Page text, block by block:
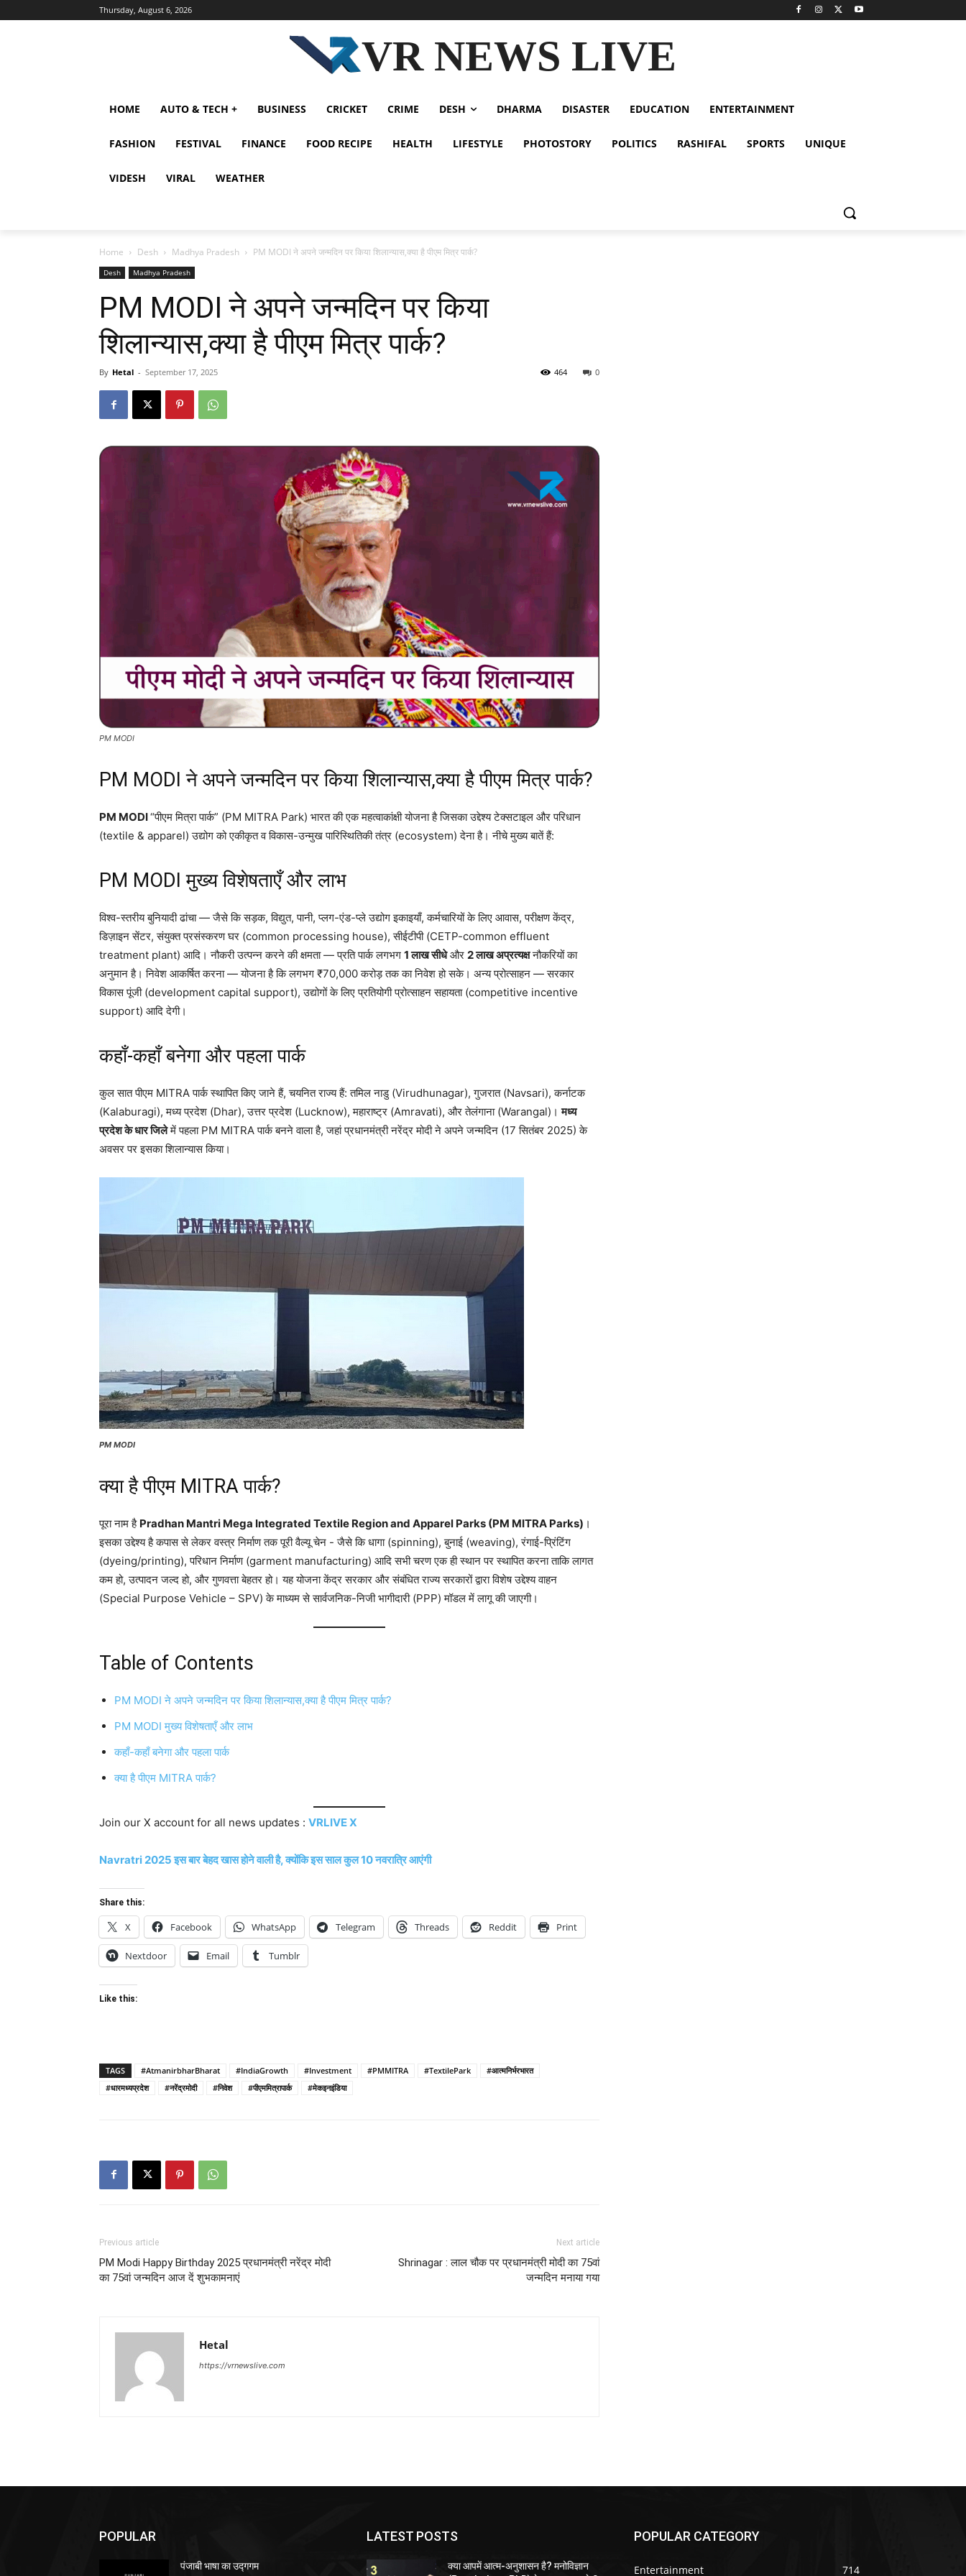
Thursday, August 6, 2026
VR NEWS LIVE
HOME AUTO & TECH + BUSINESS CRICKET CRIME DESH DHARMA DISASTER EDUCATION ENTERTAINMENT
FASHION FESTIVAL FINANCE FOOD RECIPE HEALTH LIFESTYLE PHOTOSTORY POLITICS RASHIFAL SPORTS UNIQUE
VIDESH VIRAL WEATHER
Home Desh Madhya Pradesh PM MODI ने अपने जन्मदिन पर किया शिलान्यास,क्या है पीएम मित्र पार्क?
Desh Madhya Pradesh
PM MODI ने अपने जन्मदिन पर किया
शिलान्यास,क्या है पीएम मित्र पार्क?
By Hetal - September 17, 2025 0
464
PM MODI
PM MODI ने अपने जन्मदिन पर किया शिलान्यास,क्या है पीएम मित्र पार्क?
PM MODI“पीएम मित्रा पार्क” (PM MITRA Park) भारत की एक महत्वाकांक्षी योजना है जिसका उद्देश्य टेक्सटाइल और परिधान
(textile & apparel) उद्योग को एकीकृत व विकास-उन्मुख पारिस्थितिकी तंत्र (ecosystem) देना है। नीचे मुख्य बातें हैं:
PM MODI मुख्य विशेषताएँ और लाभ
विश्व-स्तरीय बुनियादी ढांचा — जैसे कि सड़क, विद्युत, पानी, प्लग-एंड-प्ले उद्योग इकाइयाँ, कर्मचारियों के लिए आवास, परीक्षण केंद्र,
डिज़ाइन सेंटर, संयुक्‍त प्रसंस्करण घर (common processing house), सीईटीपी (CETP-common effluent
treatment plant) आदि। नौकरी उत्पन्न करने की क्षमता — प्रति पार्क लगभग 1 लाख सीधेऔर 2 लाख अप्रत्यक्षनौकरियों का
अनुमान है। निवेश आकर्षित करना — योजना है कि लगभग ₹70,000 करोड़ तक का निवेश हो सके। अन्य प्रोत्साहन — सरकार
विकास पूंजी (development capital support), उद्योगों के लिए प्रतियोगी प्रोत्साहन सहायता (competitive incentive
support) आदि देगी।
कहाँ-कहाँ बनेगा और पहला पार्क
कुल सात पीएम MITRA पार्क स्थापित किए जाने हैं, चयनित राज्य हैं: तमिल नाडु (Virudhunagar), गुजरात (Navsari), कर्नाटक
(Kalaburagi), मध्य प्रदेश (Dhar), उत्तर प्रदेश (Lucknow), महाराष्ट्र (Amravati), और तेलंगाना (Warangal)।मध्य
प्रदेश के धार जिलेमें पहला PM MITRA पार्क बनने वाला है, जहां प्रधानमंत्री नरेंद्र मोदी ने अपने जन्मदिन (17 सितंबर 2025) के
अवसर पर इसका शिलान्यास किया।
PM MODI
क्या है पीएम MITRA पार्क?
पूरा नाम है Pradhan Mantri Mega Integrated Textile Region and Apparel Parks (PM MITRA Parks) ।
इसका उद्देश्य है कपास से लेकर वस्त्र निर्माण तक पूरी वैल्यू चेन ­- जैसे कि धागा (spinning), बुनाई (weaving), रंगाई-प्रिंटिंग
(dyeing/printing), परिधान निर्माण (garment manufacturing) आदि सभी चरण एक ही स्थान पर स्थापित करना ताकि लागत
कम हो, उत्पादन जल्द हो, और गुणवत्ता बेहतर हो। यह योजना केंद्र सरकार और संबंधित राज्य सरकारों द्वारा विशेष उद्देश्य वाहन
(Special Purpose Vehicle – SPV) के माध्यम से सार्वजनिक-निजी भागीदारी (PPP) मॉडल में लागू की जाएगी।
Table of Contents
PM MODI ने अपने जन्मदिन पर किया शिलान्यास,क्या है पीएम मित्र पार्क?
PM MODI मुख्य विशेषताएँ और लाभ
कहाँ-कहाँ बनेगा और पहला पार्क
क्या है पीएम MITRA पार्क?
Join our X account for all news updates : VRLIVE X
Navratri 2025 इस बार बेहद खास होने वाली है, क्योंकि इस साल कुल 10 नवरात्रि आएंगी
Share this:
X Facebook WhatsApp Telegram Threads Reddit Print
Nextdoor Email Tumblr
Like this:
TAGS #AtmanirbharBharat #IndiaGrowth #Investment #PMMITRA #TextilePark
#आत्मनिर्भरभारत
#धारमध्यप्रदेश
#नरेंद्रमोदी #निवेश #पीएममित्रापार्क #मेकइनइंडिया
Previous article
PM Modi Happy Birthday 2025 प्रधानमंत्री नरेंद्र मोदी
का 75वां जन्मदिन आज दें शुभकामनाएं
Next article
Shrinagar : लाल चौक पर प्रधानमंत्री मोदी का 75वां
जन्मदिन मनाया गया
Hetal
https://vrnewslive.com
POPULAR
पंजाबी भाषा का उद्गगम
LATEST POSTS
क्या आपमें आत्म-अनुशासन है? मनोविज्ञान
POPULAR CATEGORY
Entertainment 714